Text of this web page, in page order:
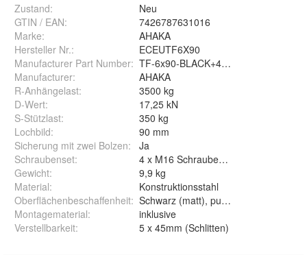
Zustand:
Neu
GTIN / EAN:
7426787631016
Marke:
AHAKA
Hersteller Nr.:
ECEUTF6X90
Manufacturer Part Number: TF-6x90-BLACK+4xM16x50
Manufacturer:
AHAKA
R-Anhängelast:
3500 kg
D-Wert:
17,25 kN
S-Stützlast:
350 kg
Lochbild:
90 mm
Sicherung mit zwei Bolzen:
Ja
Schraubenset:
4 x M16 Schrauben (in der Lieferung
Gewicht:
9,9 kg
Material:
Konstruktionsstahl
Oberflächenbeschaffenheit: Schwarz (matt), pulverlackiert
Montagematerial:
inklusive
Verstellbarkeit: 5 x 45mm (Schlitten)